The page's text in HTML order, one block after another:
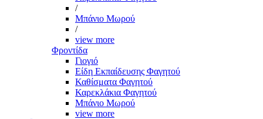
/
Μπάνιο Μωρού
/
view more
Φροντίδα
Γιογιό
Είδη Εκπαίδευσης Φαγητού
Καθίσματα Φαγητού
Καρεκλάκια Φαγητού
Μπάνιο Μωρού
view more